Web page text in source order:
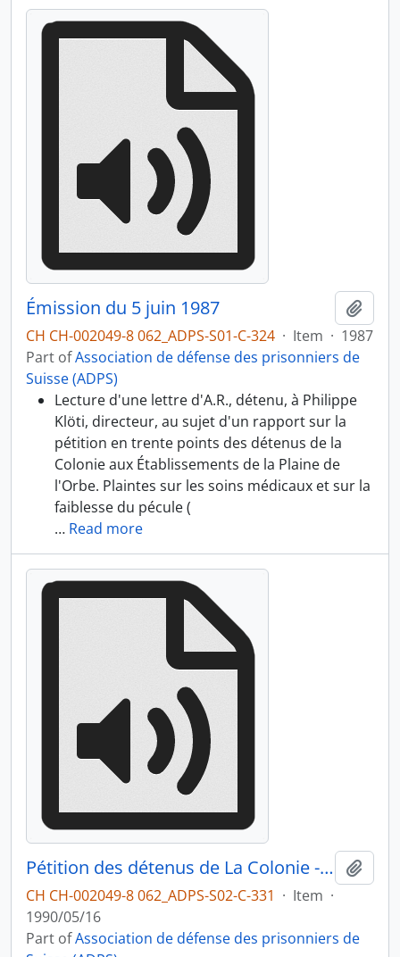
Émission du 5 juin 1987
CH CH-002049-8 062_ADPS-S01-C-324 · Item · 1987
Part ofAssociation de défense des prisonniers de
Suisse (ADPS)
Lecture d'une lettre d'A.R., détenu, à Philippe
Klöti, directeur, au sujet d'un rapport sur la
pétition en trente points des détenus de la
Colonie aux Établissements de la Plaine de
l'Orbe. Plaintes sur les soins médicaux et sur la
faiblesse du pécule (
… Read more
Pétition des détenus de La Colonie - entretien avec Max Rawyler du 16 mai 1990 sur Radio Acidule
CH CH-002049-8 062_ADPS-S02-C-331 · Item ·
1990/05/16
Part ofAssociation de défense des prisonniers de